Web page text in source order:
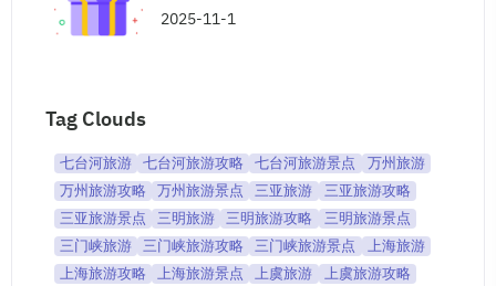
2025-11-1
Tag Clouds
七台河旅游 七台河旅游攻略 七台河旅游景点
万州旅游
万州旅游攻略
万州旅游景点 三亚旅游
三亚旅游攻略
三亚旅游景点
三明旅游 三明旅游攻略
三明旅游景点
三门峡旅游
三门峡旅游攻略 三门峡旅游景点
上海旅游
上海旅游攻略
上海旅游景点 上虞旅游 上虞旅游攻略